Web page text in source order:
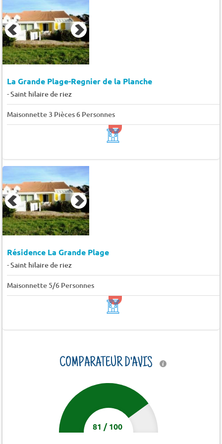
La Grande Plage-Regnier de la Planche
-Saint hilaire de riez
Maisonnette 3 Pièces 6 Personnes
Résidence La Grande Plage
-Saint hilaire de riez
Maisonnette 5/6 Personnes
COMPARATEUR D'AVIS
81 /100